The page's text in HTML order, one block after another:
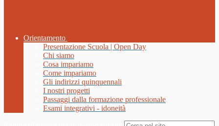
Orientamento
Presentazione Scuola | Open Day
Chi siamo
Cosa impariamo
Come impariamo
Gli indirizzi quinquennali
I nostri progetti
Passaggi dalla formazione professionale
Esami integrativi - idoneità